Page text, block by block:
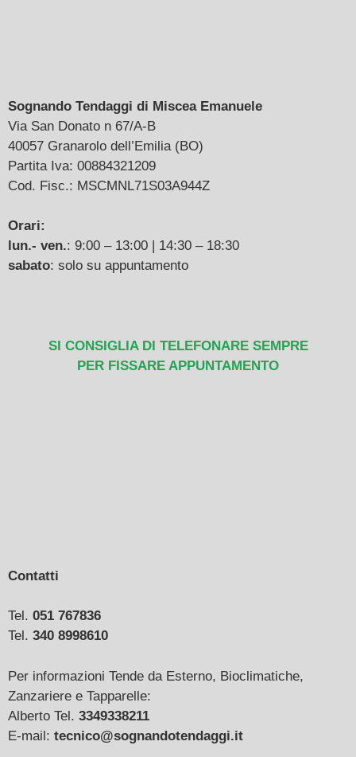
Sognando Tendaggi di Miscea Emanuele
Via San Donato n 67/A-B
40057 Granarolo dell’Emilia (BO)
Partita Iva: 00884321209
Cod. Fisc.: MSCMNL71S03A944Z
Orari:
lun.- ven.: 9:00 – 13:00 | 14:30 – 18:30
sabato: solo su appuntamento
SI CONSIGLIA DI TELEFONARE SEMPRE
PER FISSARE APPUNTAMENTO
Contatti
Tel. 051 767836
Tel. 340 8998610
Per informazioni Tende da Esterno, Bioclimatiche,
Zanzariere e Tapparelle:
Alberto Tel. 3349338211
E-mail: tecnico@sognandotendaggi.it